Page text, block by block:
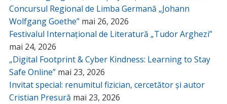
Concursul Regional de Limba Germană „Johann
Wolfgang Goethe” mai 26, 2026
Festivalul Internațional de Literatură „Tudor Arghezi”
mai 24, 2026
„Digital Footprint & Cyber Kindness: Learning to Stay
Safe Online” mai 23, 2026
Invitat special: renumitul fizician, cercetător și autor
Cristian Presură mai 23, 2026